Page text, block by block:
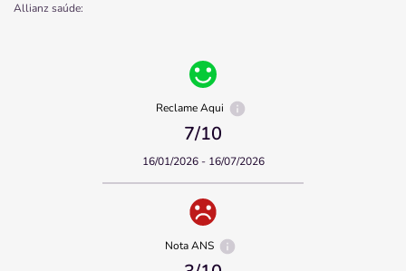
Allianz saúde:
Reclame Aqui
7/10
16/01/2026 - 16/07/2026
Nota ANS